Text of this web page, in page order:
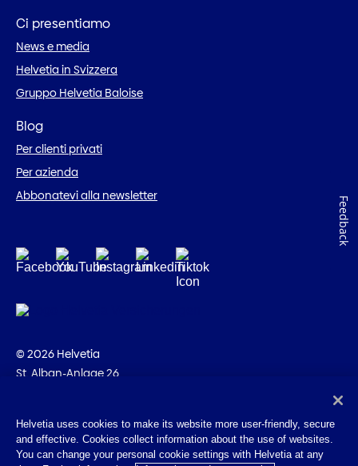
Ci presentiamo
News e media
Helvetia in Svizzera
Gruppo Helvetia Baloise
Blog
Per clienti privati
Per azienda
Abbonatevi alla newsletter
© 2026 Helvetia
St. Alban-Anlage 26
Impressum
Helvetia uses cookies to make its website more user-friendly, secure
and effective. Cookies collect information about the use of websites.
You can change your personal cookie settings with Helvetia at any
Feedback